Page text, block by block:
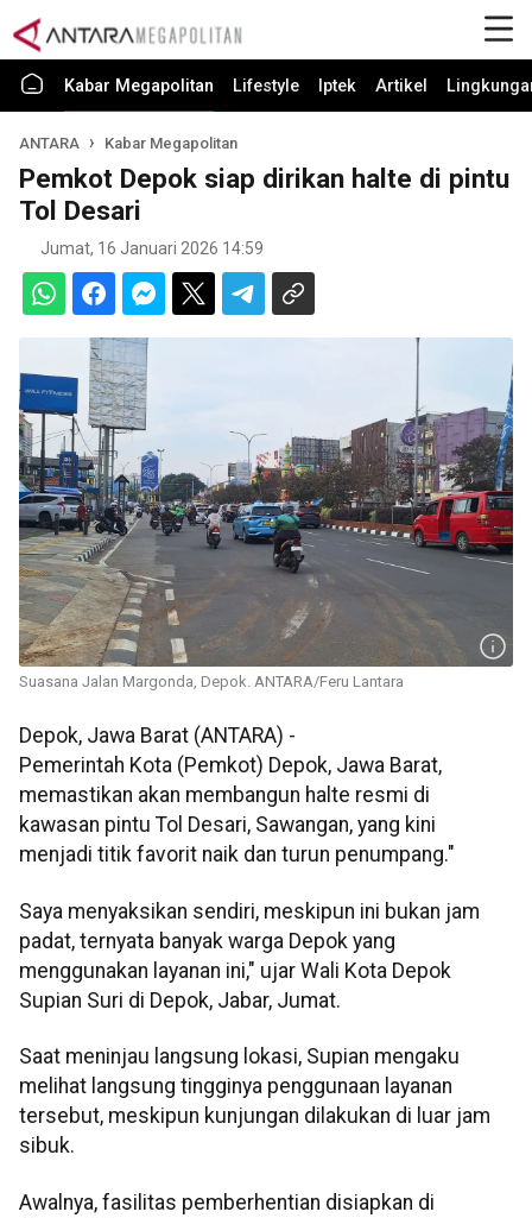
Kabar Megapolitan Lifestyle Iptek Artikel
ANTARA Kabar Megapolitan
Pemkot Depok siap dirikan halte di pintu
Tol Desari
Jumat, 16 Januari 2026 14:59
Suasana Jalan Margonda, Depok. ANTARA/Feru Lantara
Depok, Jawa Barat (ANTARA) -
Pemerintah Kota (Pemkot) Depok, Jawa Barat,
memastikan akan membangun halte resmi di
kawasan pintu Tol Desari, Sawangan, yang kini
menjadi titik favorit naik dan turun penumpang."
Saya menyaksikan sendiri, meskipun ini bukan jam
padat, ternyata banyak warga Depok yang
menggunakan layanan ini," ujar Wali Kota Depok
Supian Suri di Depok, Jabar, Jumat.
Saat meninjau langsung lokasi, Supian mengaku
melihat langsung tingginya penggunaan layanan
tersebut, meskipun kunjungan dilakukan di luar jam
sibuk.
Awalnya, fasilitas pemberhentian disiapkan di